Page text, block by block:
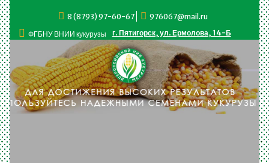
содержимому
8 (8793) 97-60-67
976067@mail.ru
ФГБНУ ВНИИ кукурузы
г. Пятигорск, ул. Ермолова, 14-Б